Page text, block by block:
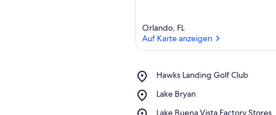
Orlando, FL
Auf Karte anzeigen
Hawks Landing Golf Club
Place,
Landing
Lake Bryan
Place,
Lake Buena Vista Factory Stores
Place,